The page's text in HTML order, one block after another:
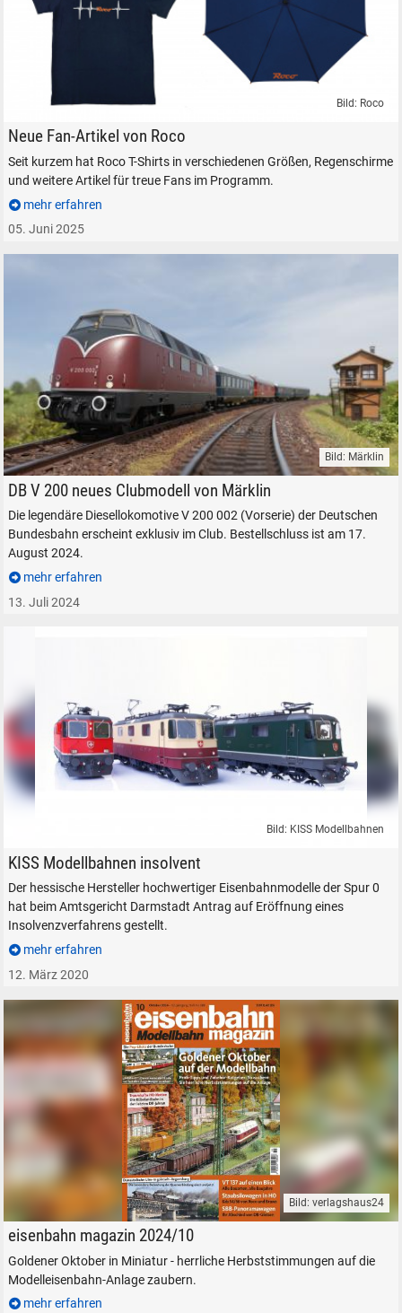
Roco Merchandise Fan-Artikel T-Shirt Regenschirm
Bild: Roco
Neue Fan-Artikel von Roco
Seit kurzem hat Roco T-Shirts in verschiedenen Größen, Regenschirme
und weitere Artikel für treue Fans im Programm.
mehr erfahren
05. Juni 2025
DB V 200 002 Vorserie Märklin Clubmodell H0 exklusiv 1:87
Bild: Märklin
DB V 200 neues Clubmodell von Märklin
Die legendäre Diesellokomotive V 200 002 (Vorserie) der Deutschen
Bundesbahn erscheint exklusiv im Club. Bestellschluss ist am 17.
August 2024.
mehr erfahren
13. Juli 2024
KISS Modellbahnen Spur 0
Bild: KISS Modellbahnen
KISS Modellbahnen insolvent
Der hessische Hersteller hochwertiger Eisenbahnmodelle der Spur 0
hat beim Amtsgericht Darmstadt Antrag auf Eröffnung eines
Insolvenzverfahrens gestellt.
mehr erfahren
12. März 2020
eisenbahn magazin 2024/10 Modellbahn Modelleisenahn
Bild: verlagshaus24
eisenbahn magazin 2024/10
Goldener Oktober in Miniatur - herrliche Herbststimmungen auf die
Modelleisenbahn-Anlage zaubern.
mehr erfahren
Durchsuchen
suchen Abbrechen